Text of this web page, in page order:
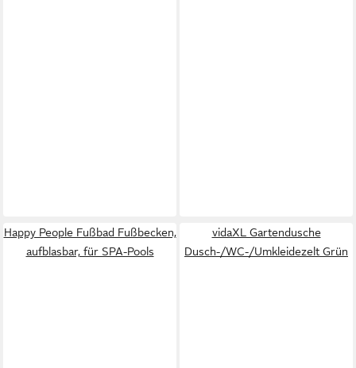
Happy People Fußbad Fußbecken,
aufblasbar, für SPA-Pools
vidaXL Gartendusche
Dusch-/WC-/Umkleidezelt Grün